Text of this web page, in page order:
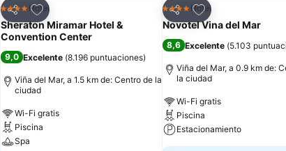
Compartir
Agregar a favoritos
4 EstrellasHotel
Sheraton Miramar Hotel &
Convention Center
9,0 Excelente (8.196 puntuaciones)
Viña del Mar, a 1.5 km de: Centro de la
ciudad
Wi-Fi gratis
Piscina
Spa
Compartir
Agregar a
4 EstrellasHotel
Novotel Vina del Mar
8,6 Excelente (5.103
Viña del Mar, a 0.9 km de:
la ciudad
Wi-Fi gratis
Piscina
Estacionamiento